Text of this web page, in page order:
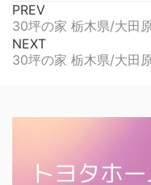
PREV
30坪の家 栃木県/大田
NEXT
30坪の家 栃木県/大田